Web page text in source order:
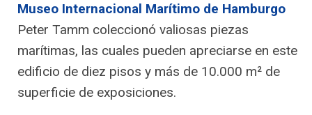
Museo Internacional Marítimo de Hamburgo
Peter Tamm coleccionó valiosas piezas
marítimas, las cuales pueden apreciarse en este
edificio de diez pisos y más de 10.000 m² de
superficie de exposiciones.